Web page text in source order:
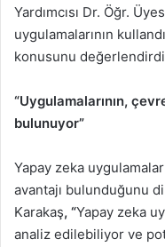
Yardımcısı Dr. Öğr.
uygulamalarının
konusunu
“Uygulamalarının,
bulunuyor”
Yapay zeka
avantajı bulunduğunu
Karakaş, “Yapay zeka
analiz edilebiliyor ve